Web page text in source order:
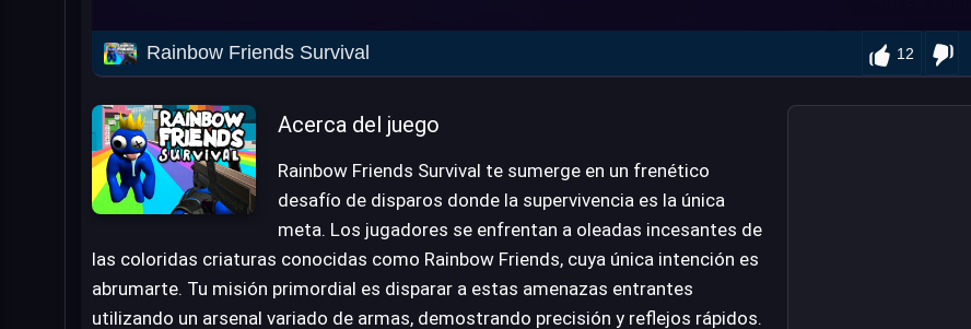
Rainbow Friends Survival 12
Acerca del juego
Rainbow Friends Survival te sumerge en un frenético
desafío de disparos donde la supervivencia es la única
meta. Los jugadores se enfrentan a oleadas incesantes de
las coloridas criaturas conocidas como Rainbow Friends, cuya única intención es
abrumarte. Tu misión primordial es disparar a estas amenazas entrantes
utilizando un arsenal variado de armas, demostrando precisión y reflejos rápidos.